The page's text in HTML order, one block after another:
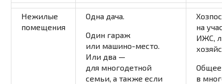
Нежилые
помещения
Одна дача.
Один гараж
или машино-место.
Или два —
для многодетной
семьи, а также если
на
ИЖС,
в